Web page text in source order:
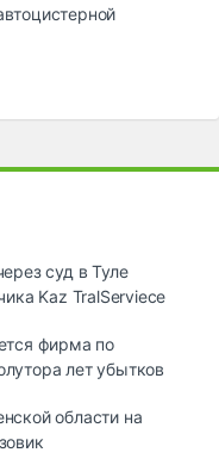
суд в Туле
Kaz TralServiece
фирма по
лет убытков
области на